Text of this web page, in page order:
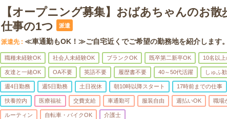
【オープニング募集】おばあちゃんのお散
仕事の1つ
派遣
派遣先 ≪車通勤もOK！≫ご自宅近くでご希望の勤務地を紹介します。
職種未経験OK 社会人未経験OK ブランクOK 既卒第二新卒OK 10名以
友達と一緒OK OA不要 英語不要 履歴書不要 40～50代活躍 しゅふ
週4日勤務 週5日勤務 土日祝休 朝10時以降スタート 17時前までの仕事
扶養控内 医療福祉 交費支給 車通勤可 服装自由 週払いOK 職場
ルーティン 自転車・バイクOK 介護士